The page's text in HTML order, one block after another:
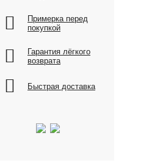
Примерка перед
покупкой
Гарантия лёгкого
возврата
Быстрая доставка